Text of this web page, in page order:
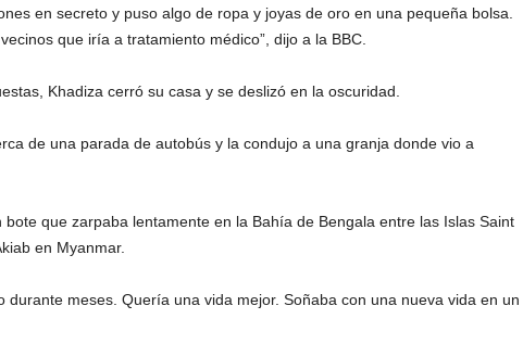
en secreto y puso algo de ropa y joyas de oro en una pequeña bolsa.
que iría a tratamiento médico”, dijo a la BBC.
Khadiza cerró su casa y se deslizó en la oscuridad.
de una parada de autobús y la condujo a una granja donde vio a
bote que zarpaba lentamente en la Bahía de Bengala entre las Islas Saint
en Myanmar.
durante meses. Quería una vida mejor. Soñaba con una nueva vida en un